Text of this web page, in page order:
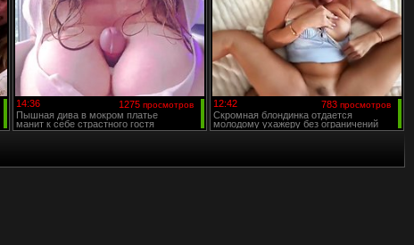
14:36 1275 просмотров
Пышная дива в мокром платье
манит к себе страстного гостя
12:42 783 просмотров
Скромная блондинка отдается
молодому ухажеру без ограничений